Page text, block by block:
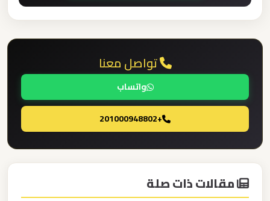
تواصل معنا
واتساب
+201000948802
مقالات ذات صلة
مطار
العالمين
العاصمة
الادارية
ليموزين
مطار
اكتوبر